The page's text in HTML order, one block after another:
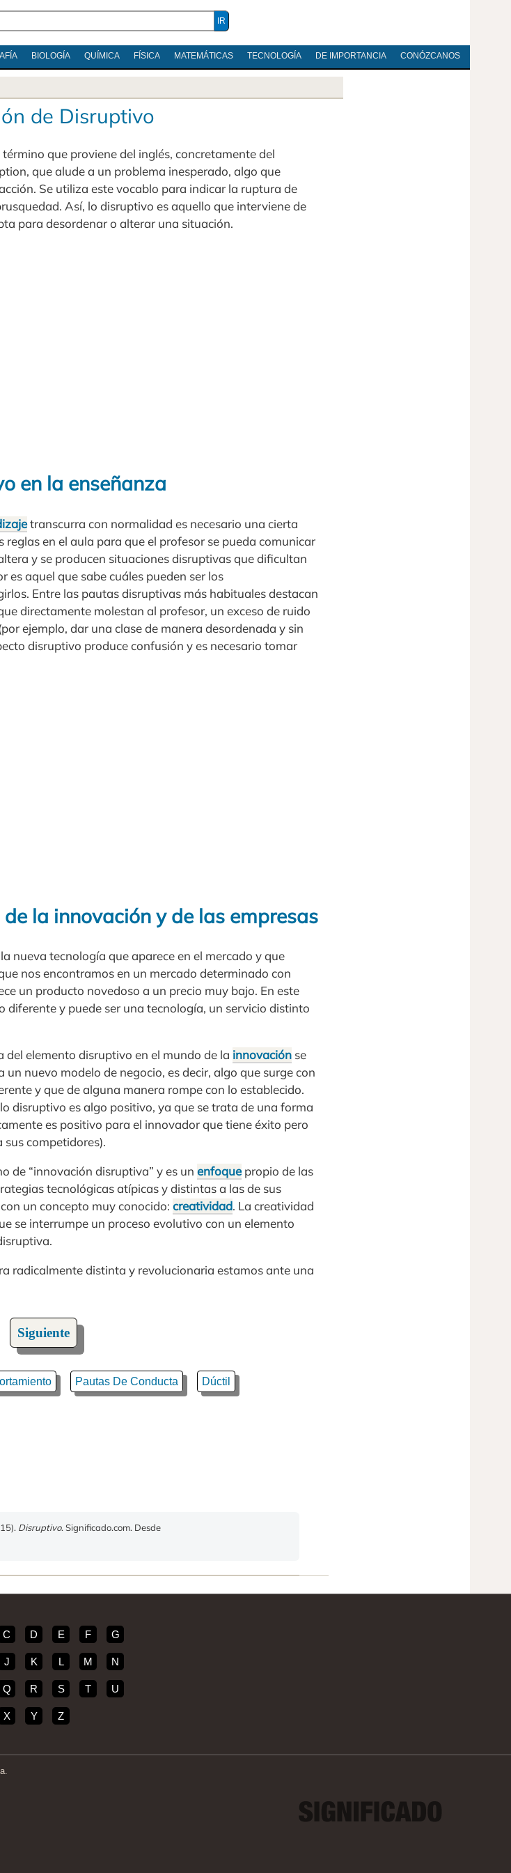
BIOLOGÍA QUÍMICA FÍSICA MATEMÁTICAS TECNOLOGÍA DE IMPORTANCIA CONÓZCANOS
de Disruptivo
que proviene del inglés, concretamente del
que alude a un problema inesperado, algo que
Se utiliza este vocablo para indicar la ruptura de
Así, lo disruptivo es aquello que interviene de
para desordenar o alterar una situación.
en la enseñanza
transcurra con normalidad es necesario una cierta
en el aula para que el profesor se pueda comunicar
y se producen situaciones disruptivas que dificultan
aquel que sabe cuáles pueden ser los
Entre las pautas disruptivas más habituales destacan
directamente molestan al profesor, un exceso de ruido
ejemplo, dar una clase de manera desordenada y sin
disruptivo produce confusión y es necesario tomar
la innovación y de las empresas
nueva tecnología que aparece en el mercado y que
nos encontramos en un mercado determinado con
un producto novedoso a un precio muy bajo. En este
diferente y puede ser una tecnología, un servicio distinto
del elemento disruptivo en el mundo de la innovación se
un nuevo modelo de negocio, es decir, algo que surge con
y que de alguna manera rompe con lo establecido.
disruptivo es algo positivo, ya que se trata de una forma
es positivo para el innovador que tiene éxito pero
competidores).
de “innovación disruptiva” y es un enfoquepropio de las
tecnológicas atípicas y distintas a las de sus
un concepto muy conocido: creatividad. La creatividad
se interrumpe un proceso evolutivo con un elemento
radicalmente distinta y revolucionaria estamos ante una
Siguiente
Pautas De Conducta Dúctil
Disruptivo. Significado.com. Desde
C D E F G
J K L M N
Q R S T U
X Y Z